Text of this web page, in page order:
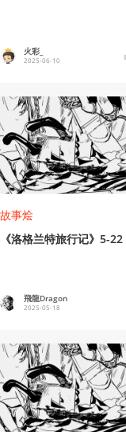
火彩_
2025-06-10
故事烩
《洛格兰特旅行记》5-22
飛龍Dragon
2025-05-18